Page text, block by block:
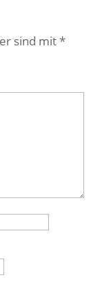
sind mit*